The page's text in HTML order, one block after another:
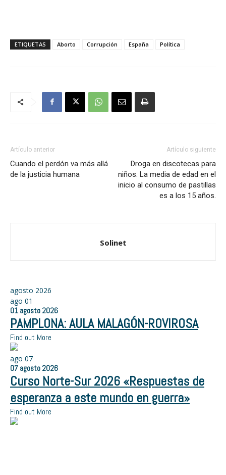
ETIQUETAS Aborto Corrupción España Política
Artículo anterior
Cuando el perdón va más allá
de la justicia humana
Artículo siguiente
Droga en discotecas para
niños. La media de edad en el
inicio al consumo de pastillas
es a los 15 años.
Solinet
agosto 2026
ago 01
01 agosto 2026
PAMPLONA: AULA MALAGÓN-ROVIROSA
Find out More
ago 07
07 agosto 2026
Curso Norte-Sur 2026 «Respuestas de
esperanza a este mundo en guerra»
Find out More